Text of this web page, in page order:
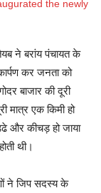
ने बरांय पंचायत के
कर जनता को
बाजार की दूरी
मात्र एक किमी हो
और कीचड़ हो जाया
थी।
ने जिप सदस्य के